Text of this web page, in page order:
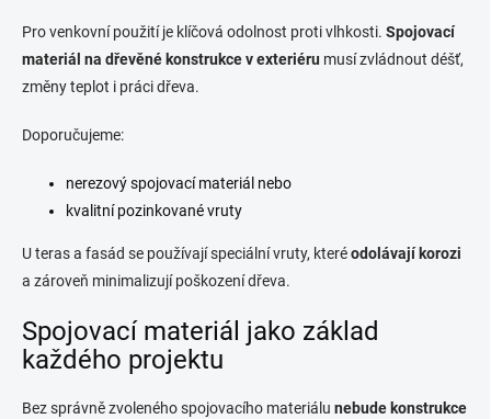
Pro venkovní použití je klíčová odolnost proti vlhkosti. Spojovací
materiál na dřevěné konstrukce v exteriéru musí zvládnout déšť,
změny teplot i práci dřeva.
Doporučujeme:
nerezový spojovací materiál nebo
kvalitní pozinkované vruty
U teras a fasád se používají speciální vruty, kteréodolávají korozi
a zároveň minimalizují poškození dřeva.
Spojovací materiál jako základ
každého projektu
Bez správně zvoleného spojovacího materiálu nebude konstrukce